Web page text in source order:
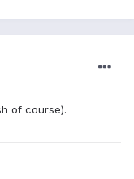
of course).